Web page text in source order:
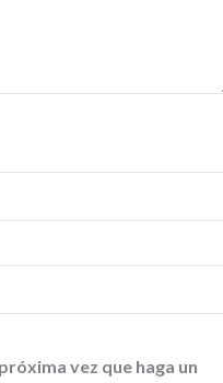
vez que haga un